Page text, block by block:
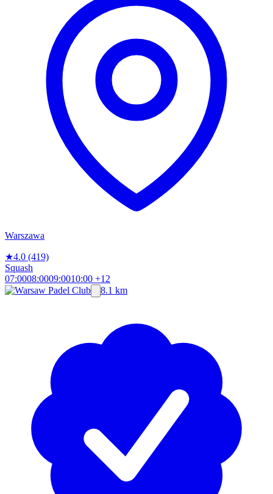
Warszawa
★4.0 (419)
Squash
07:0008:0009:0010:00 +12
8.1 km